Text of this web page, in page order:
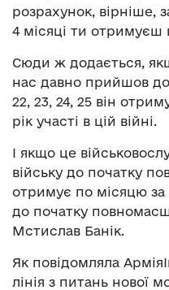
розрахунок, вірніше,
4 місяці ти отримуєш
Сюди ж додається,
нас давно прийшов до
22, 23, 24, 25 він
рік участі в цій війні.
І якщо це
війську до початку
отримує по місяцю за
до початку
Мстислав Банік.
Як повідомляла
лінія з питань нової